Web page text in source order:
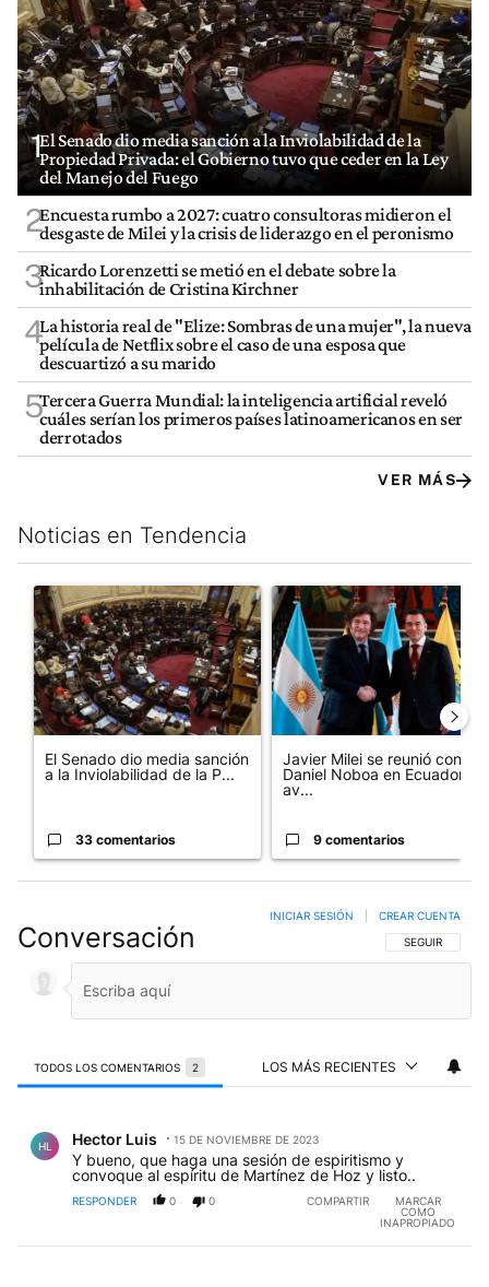
1El Senado dio media sanción a la Inviolabilidad de la
Propiedad Privada: el Gobierno tuvo que ceder en la Ley
del Manejo del Fuego
2Encuesta rumbo a 2027: cuatro consultoras midieron el
desgaste de Milei y la crisis de liderazgo en el peronismo
3Ricardo Lorenzetti se metió en el debate sobre la
inhabilitación de Cristina Kirchner
4La historia real de "Elize: Sombras de una mujer", la nueva
película de Netflix sobre el caso de una esposa que
descuartizó a su marido
5Tercera Guerra Mundial: la inteligencia artificial reveló
cuáles serían los primeros países latinoamericanos en ser
derrotados
VER MÁS
Noticias en Tendencia
Este listado muestra los artículos con más comentarios en los
Un artículo de tendencia con el título "El Senado dio media
El Senado dio media sanción
a la Inviolabilidad de la P...
33 comentarios
Un artículo de tendencia con
Javier Milei se reunió con
Daniel Noboa en Ecuador y
av...
9 comentarios
Conversación SIGA ESTA
SEGUIR
INICIAR SESIÓN CREAR CUENTA
TODOS LOS COMENTARIOS 2 LOS MÁS RECIENTES
HL Hector Luis 15 DE NOVIEMBRE DE 2023
Y bueno, que haga una sesión de espiritismo y
convoque al espíritu de Martínez de Hoz y listo..
RESPONDER 0 0 COMPARTIR
MARCAR
COMO
INAPROPIADO